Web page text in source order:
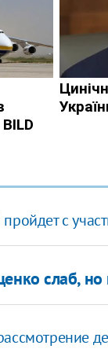
с
слаб, но